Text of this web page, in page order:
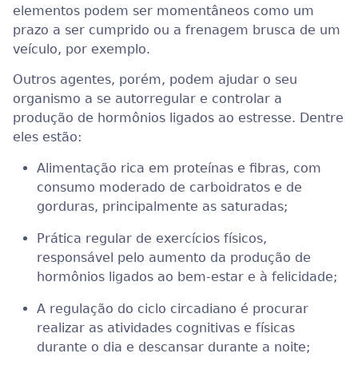
elementos podem ser momentâneos como um
prazo a ser cumprido ou a frenagem brusca de um
veículo, por exemplo.
Outros agentes, porém, podem ajudar o seu
organismo a se autorregular e controlar a
produção de hormônios ligados ao estresse. Dentre
eles estão:
Alimentação rica em proteínas e fibras, com
consumo moderado de carboidratos e de
gorduras, principalmente as saturadas;
Prática regular de exercícios físicos,
responsável pelo aumento da produção de
hormônios ligados ao bem-estar e à felicidade;
A regulação do ciclo circadiano é procurar
realizar as atividades cognitivas e físicas
durante o dia e descansar durante a noite;